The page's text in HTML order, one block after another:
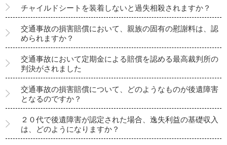
チャイルドシートを装着しないと過失相殺されますか？
交通事故の損害賠償において、親族の固有の慰謝料は、認
められますか？
交通事故において定期金による賠償を認める最高裁判所の
判決がされました
交通事故の損害賠償について、どのようなものが後遺障害
となるのですか？
２０代で後遺障害が認定された場合、逸失利益の基礎収入
は、どのようになりますか？